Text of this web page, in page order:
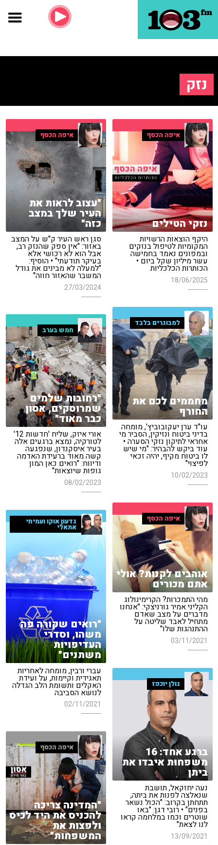
נזק
איפה הכסף
נזקי הטילים
היקף הוצאות הרשויות
המקומיות לטיפול בנזקים
ובמפונים נאמד בחמישה
עשר מיליון שקל ביום •
הכותרות הכלכליות
18/06/2025
איפה הכסף
"עצוב לראות את
העיר שלך במצב
כזה"
סגן ראש העיר ק"ש על המצב
באזור: "אין ספק שהנזק רב,
אבל הוא לא רכושי אלא
בעיקר תודעתי" • הוסיף:
"למעלה לא מבינים את גודל
המשבר שהאזור חווה"
27/03/2024
למבוגרים בלבד
מחממים לכם את
החורף
עו"ד ערן יעקובוביץ', מומחה
בדיני ביטוח ונזיקין, הסביר מי
אחראי לתיקון נזקי הסערה •
עוד ביקש להבהיר: "מי שיש
לו ביטוח מקיף, יהיה זכאי
לפיצוי"
10/02/2023
חמש בערב
"רחובות שלמים
שמרוסקים, אסון
כבר מאוד"
אורי איזק, שליח 'חדשות 12'
לטורקיה, נמצא ברגעים אלה
בעיר איסקנדון, שנפגעה
קשה מאוד ברעידת האדמה
ודיווח: "רואים כאן המון
גופות שיוצאות"
08/02/2023
איפה הכסף
אוהבים לקנות? אולי
אתם מכורים
מהי התמכרות? הקרימינולוג
הקליני אמיר גורניצקי: "אנחנו
מדברים על מצב שאדם
מתחיל לאבד שליטה על
ההתנהגות שלו"
03/11/2021
גדעון אוקו ועמיחי
אתאלי
"רואים שקורה פה
משהו, וסדרי
העדיפויות
משתנים"
עברי ורבין, מומחה לאחריות
תאגידית וקיימות, על ועידת
האקלים ותשומת הלב הגדלה
לנושא הסביבה
02/11/2021
גולן יוכפז
ברגע אחד: 16
משפחות איבדו את
ביתן
נעה יחזקאל, תושבת
שנאלצה לפנות את ביתה,
תתחתן בקרוב: "הכול נשאר
בפנים" • רובי דגן: "באו
שוטרים וכמו במלחמה קראו
לנו לצאת"
13/09/2021
איפה הכסף
"המדינה צריכה
להכניס את היד לכיס
ולפצות את
המשפחות"